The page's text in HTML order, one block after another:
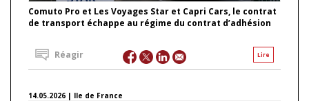
Comuto Pro et Les Voyages Star et Capri Cars, le contrat
de transport échappe au régime du contrat d’adhésion
Lire
Réagir
14.05.2026 | Ile de France